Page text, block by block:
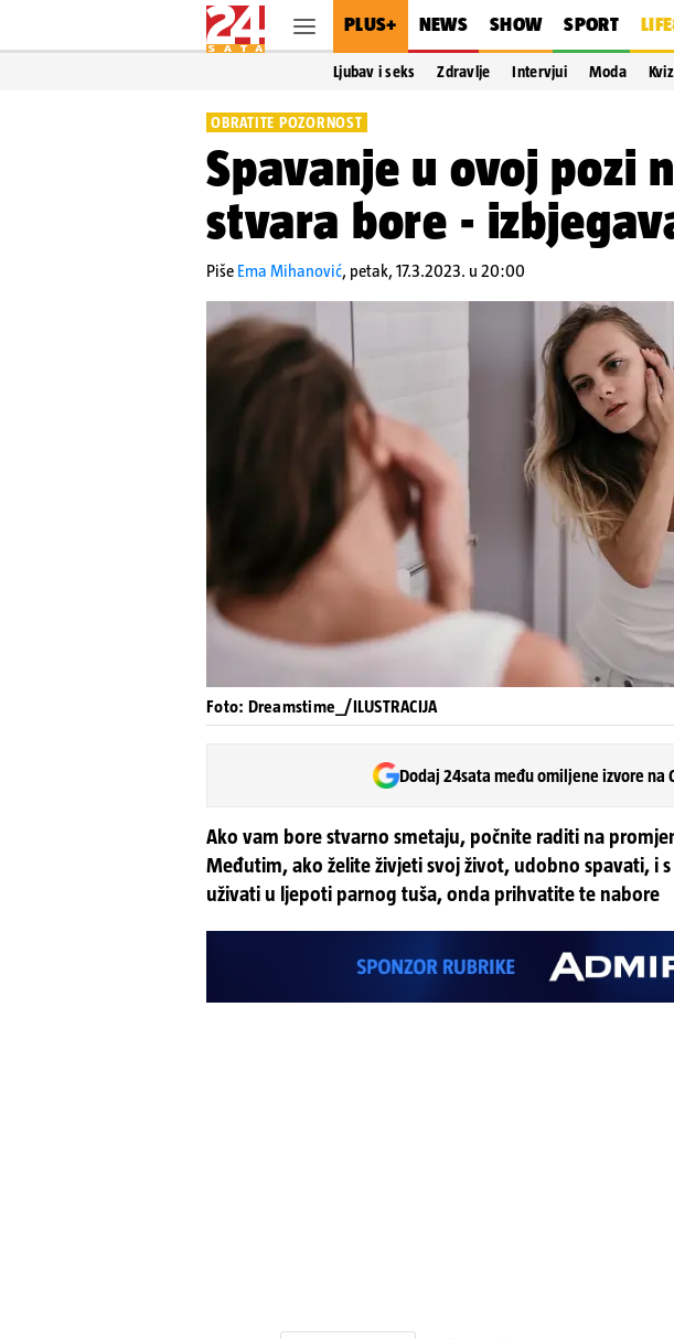
PLUS+ NEWS SHOW SPORT
Ljubav i seks Zdravlje Intervjui Moda Kviz
OBRATITE POZORNOST
Spavanje u ovoj pozi
stvara bore -
Piše Ema Mihanović, petak, 17.3.2023. u 20:00
Foto: Dreamstime_/ILUSTRACIJA
Dodaj 24sata među omiljene izvore na
Ako vam bore stvarno smetaju, počnite raditi na
Međutim, ako želite živjeti svoj život, udobno spavati, i
uživati u ljepoti parnog tuša, onda prihvatite te nabore